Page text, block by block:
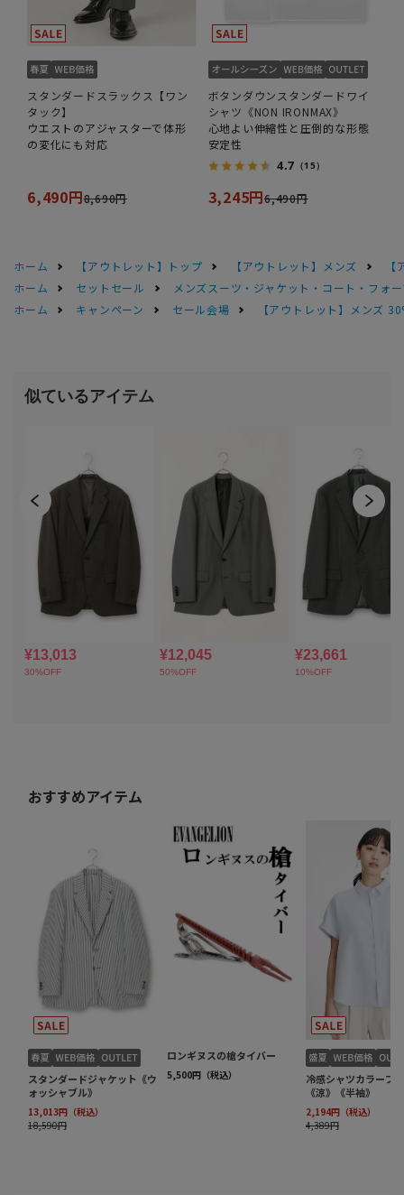
スタンダードスラックス【ワン
タック】
ウエストのアジャスターで体形
の変化にも対応
6,490円8,690円
ボタンダウンスタンダードワイ
シャツ《NON IRONMAX》
心地よい伸縮性と圧倒的な形態
安定性
4.7 （15）
3,245円6,490円
ホーム 【アウトレット】トップ 【アウトレット】メンズ
ホーム
セットセール
メンズスーツ・ジャケット・コート・フォ
ホーム
キャンペーン セール会場 【アウトレット】メンズ